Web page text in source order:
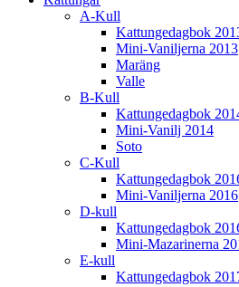
A-Kull
Kattungedagbok
Mini-Vaniljerna 2013
Maräng
Valle
B-Kull
Kattungedagbok
Mini-Vanilj 2014
Soto
C-Kull
Kattungedagbok
Mini-Vaniljerna 2016
D-kull
Kattungedagbok
Mini-Mazarinerna
E-kull
Kattungedagbok